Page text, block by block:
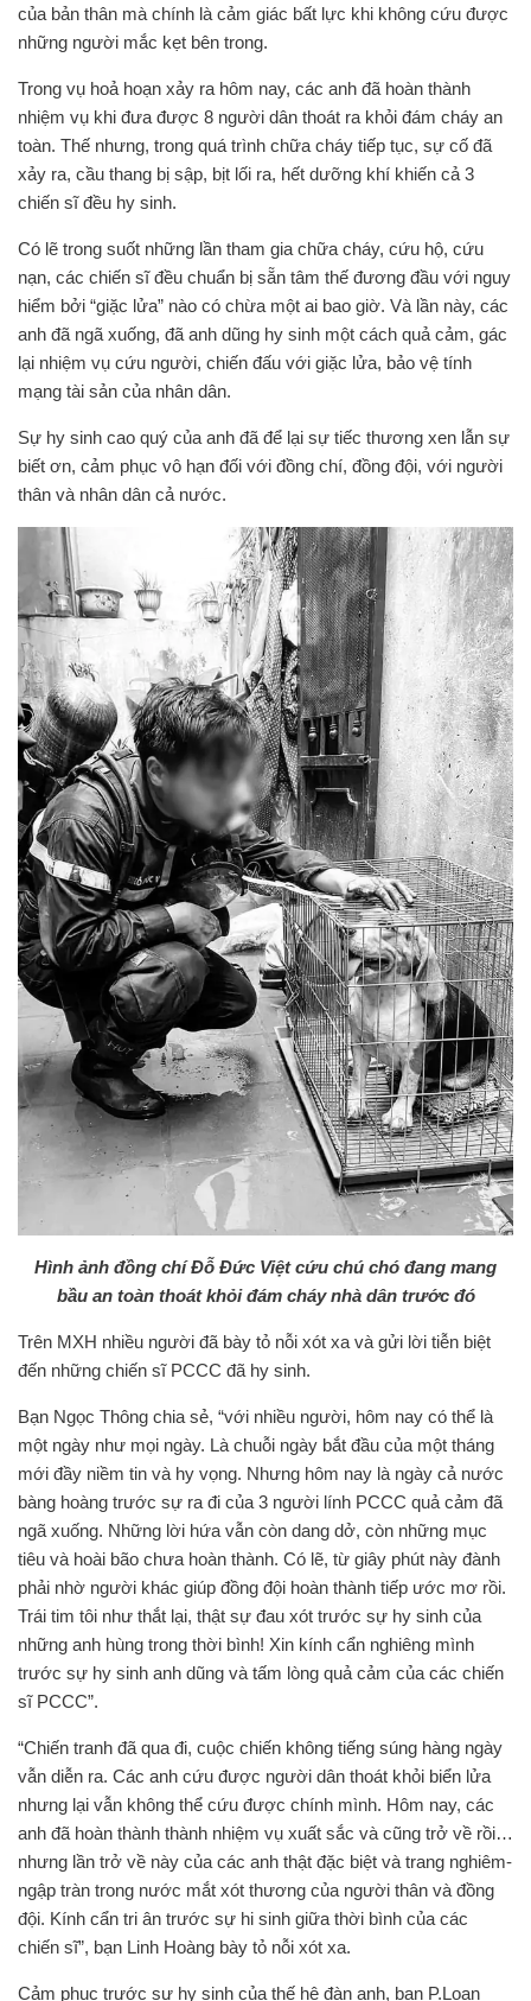
của bản thân mà chính là cảm giác bất lực khi không cứu được
những người mắc kẹt bên trong.
Trong vụ hoả hoạn xảy ra hôm nay, các anh đã hoàn thành
nhiệm vụ khi đưa được 8 người dân thoát ra khỏi đám cháy an
toàn. Thế nhưng, trong quá trình chữa cháy tiếp tục, sự cố đã
xảy ra, cầu thang bị sập, bịt lối ra, hết dưỡng khí khiến cả 3
chiến sĩ đều hy sinh.
Có lẽ trong suốt những lần tham gia chữa cháy, cứu hộ, cứu
nạn, các chiến sĩ đều chuẩn bị sẵn tâm thế đương đầu với nguy
hiểm bởi “giặc lửa” nào có chừa một ai bao giờ. Và lần này, các
anh đã ngã xuống, đã anh dũng hy sinh một cách quả cảm, gác
lại nhiệm vụ cứu người, chiến đấu với giặc lửa, bảo vệ tính
mạng tài sản của nhân dân.
Sự hy sinh cao quý của anh đã để lại sự tiếc thương xen lẫn sự
biết ơn, cảm phục vô hạn đối với đồng chí, đồng đội, với người
thân và nhân dân cả nước.
Hình ảnh đồng chí Đỗ Đức Việt cứu chú chó đang mang
bầu an toàn thoát khỏi đám cháy nhà dân trước đó
Trên MXH nhiều người đã bày tỏ nỗi xót xa và gửi lời tiễn biệt
đến những chiến sĩ PCCC đã hy sinh.
Bạn Ngọc Thông chia sẻ, “với nhiều người, hôm nay có thể là
một ngày như mọi ngày. Là chuỗi ngày bắt đầu của một tháng
mới đầy niềm tin và hy vọng. Nhưng hôm nay là ngày cả nước
bàng hoàng trước sự ra đi của 3 người lính PCCC quả cảm đã
ngã xuống. Những lời hứa vẫn còn dang dở, còn những mục
tiêu và hoài bão chưa hoàn thành. Có lẽ, từ giây phút này đành
phải nhờ người khác giúp đồng đội hoàn thành tiếp ước mơ rồi.
Trái tim tôi như thắt lại, thật sự đau xót trước sự hy sinh của
những anh hùng trong thời bình! Xin kính cẩn nghiêng mình
trước sự hy sinh anh dũng và tấm lòng quả cảm của các chiến
sĩ PCCC”.
“Chiến tranh đã qua đi, cuộc chiến không tiếng súng hàng ngày
vẫn diễn ra. Các anh cứu được người dân thoát khỏi biển lửa
nhưng lại vẫn không thể cứu được chính mình. Hôm nay, các
anh đã hoàn thành thành nhiệm vụ xuất sắc và cũng trở về rồi…
nhưng lần trở về này của các anh thật đặc biệt và trang nghiêm-
ngập tràn trong nước mắt xót thương của người thân và đồng
đội. Kính cẩn tri ân trước sự hi sinh giữa thời bình của các
chiến sĩ”, bạn Linh Hoàng bày tỏ nỗi xót xa.
Cảm phục trước sự hy sinh của thế hệ đàn anh, bạn P.Loan